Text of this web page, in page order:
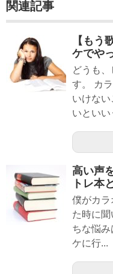
関連記事
【もう
ケでや
どうも
す。 カ
いけな
いといい
高い声
トレ本
僕がカラ
た時に
ちな悩
ケに行...